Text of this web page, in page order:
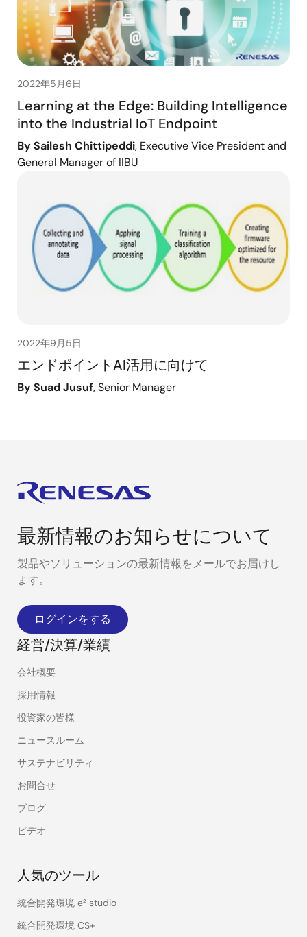
2022年5月6日
Learning at the Edge: Building Intelligence
into the Industrial IoT Endpoint
By Sailesh Chittipeddi, Executive Vice President and
General Manager of IIBU
2022年9月5日
エンドポイントAI活用に向けて
By Suad Jusuf, Senior Manager
最新情報のお知らせについて
製品やソリューションの最新情報をメールでお届けし
ます。
ログインをする
経営/決算/業績
会社概要
採用情報
投資家の皆様
ニュースルーム
サステナビリティ
お問合せ
ブログ
ビデオ
人気のツール
統合開発環境 e² studio
統合開発環境 CS+